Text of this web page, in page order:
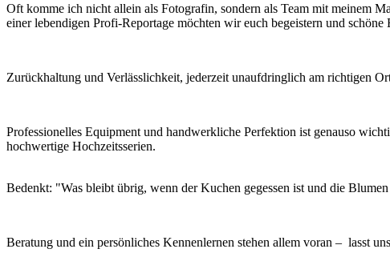
Oft komme ich nicht allein als Fotografin, sondern als Team mit meinem
einer lebendigen Profi-Reportage möchten wir euch begeistern und
Zurückhaltung und Verlässlichkeit, jederzeit unaufdringlich am richtigen
Professionelles Equipment und handwerkliche Perfektion ist genauso
hochwertige Hochzeitsserien.
Bedenkt: "Was bleibt übrig, wenn der Kuchen gegessen ist und die
Beratung und ein persönliches Kennenlernen stehen allem voran – lasst